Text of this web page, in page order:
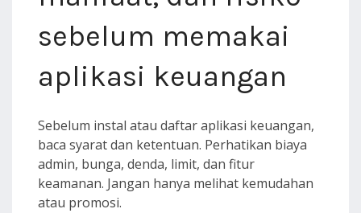
sebelum memakai
aplikasi keuangan
Sebelum instal atau daftar aplikasi keuangan,
baca syarat dan ketentuan. Perhatikan biaya
admin, bunga, denda, limit, dan fitur
keamanan. Jangan hanya melihat kemudahan
atau promosi.